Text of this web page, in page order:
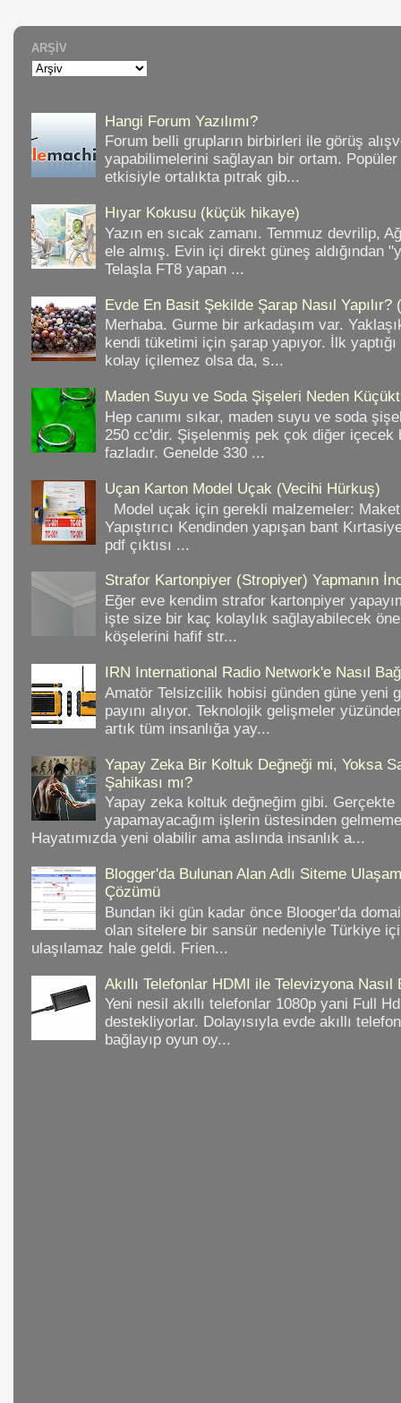
ARŞIV
Hangi Forum Yazılımı?
Forum belli grupların birbirleri ile görüş
yapabilimelerini sağlayan bir ortam. Popüler
etkisiyle ortalıkta pıtrak gib...
Hıyar Kokusu (küçük hikaye)
Yazın en sıcak zamanı. Temmuz devrilip,
ele almış. Evin içi direkt güneş aldığından
Telaşla FT8 yapan ...
Evde En Basit Şekilde Şarap Nasıl Yapılır?
Merhaba. Gurme bir arkadaşım var.
kendi tüketimi için şarap yapıyor. İlk
kolay içilemez olsa da, s...
Maden Suyu ve Soda Şişeleri Neden
Hep canımı sıkar, maden suyu ve soda
250 cc'dir. Şişelenmiş pek çok diğer içecek
fazladır. Genelde 330 ...
Uçan Karton Model Uçak (Vecihi Hürkuş)
Model uçak için gerekli malzemeler: Maket
Yapıştırıcı Kendinden yapışan bant
pdf çıktısı ...
Strafor Kartonpiyer (Stropiyer) Yapmanın
Eğer eve kendim strafor kartonpiyer
işte size bir kaç kolaylık sağlayabilecek
köşelerini hafif str...
IRN International Radio Network'e Nasıl
Amatör Telsizcilik hobisi günden güne yeni
payını alıyor. Teknolojik gelişmeler
artık tüm insanlığa yay...
Yapay Zeka Bir Koltuk Değneği mi, Yoksa
Şahikası mı?
Yapay zeka koltuk değneğim gibi. Gerçekte
yapamayacağım işlerin üstesinden
Hayatımızda yeni olabilir ama aslında insanlık a...
Blogger'da Bulunan Alan Adlı Siteme
Çözümü
Bundan iki gün kadar önce Blooger'da
olan sitelere bir sansür nedeniyle Türkiye
ulaşılamaz hale geldi. Frien...
Akıllı Telefonlar HDMI ile Televizyona Nasıl
Yeni nesil akıllı telefonlar 1080p yani Full
destekliyorlar. Dolayısıyla evde akıllı
bağlayıp oyun oy...